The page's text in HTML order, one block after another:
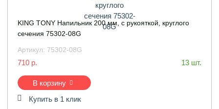
KING TONY Напильник 200 мм, с рукояткой, круглого
сечения 75302-08G
Артикул: 75302-08G
710 р. 13 шт.
В корзину
Купить в 1 клик